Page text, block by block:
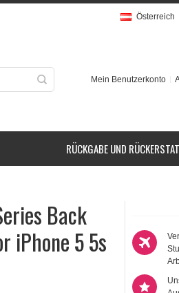
Österreich
Mein Benutzerkonto
RÜCKGABE UND
Back
iPhone 5 5s